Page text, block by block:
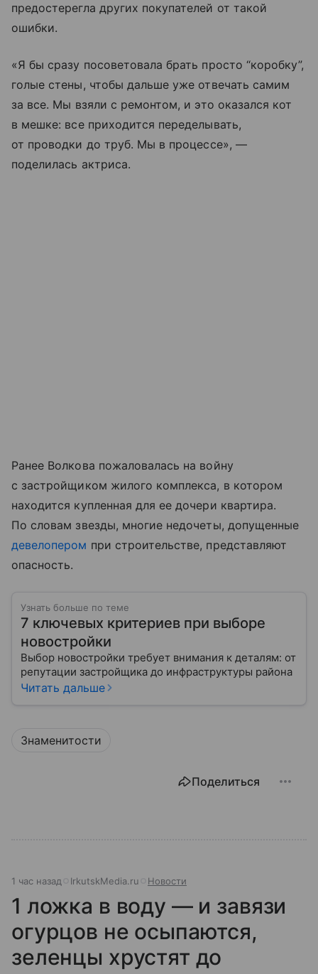
предостерегла других покупателей от такой
ошибки.
«Я бы сразу посоветовала брать просто “коробку”,
голые стены, чтобы дальше уже отвечать самим
за все. Мы взяли с ремонтом, и это оказался кот
в мешке: все приходится переделывать,
от проводки до труб. Мы в процессе», —
поделилась актриса.
Ранее Волкова пожаловалась на войну
с застройщиком жилого комплекса, в котором
находится купленная для ее дочери квартира.
По словам звезды, многие недочеты, допущенные
девелопером при строительстве, представляют
опасность.
Узнать больше по теме
7 ключевых критериев при выборе
новостройки
Выбор новостройки требует внимания к деталям: от
репутации застройщика до инфраструктуры района
Читать дальше
Знаменитости
Поделиться
1 час назад IrkutskMedia.ru Новости
1 ложка в воду — и завязи
огурцов не осыпаются,
зеленцы хрустят до